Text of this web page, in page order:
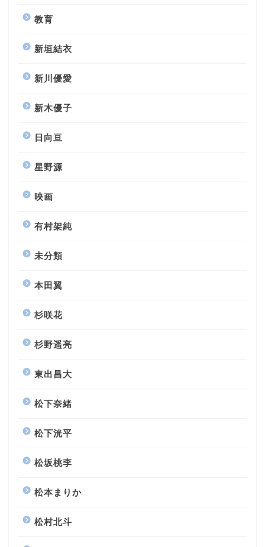
教育
新垣結衣
新川優愛
新木優子
日向亘
星野源
映画
有村架純
未分類
本田翼
杉咲花
杉野遥亮
東出昌大
松下奈緒
松下洸平
松坂桃李
松本まりか
松村北斗